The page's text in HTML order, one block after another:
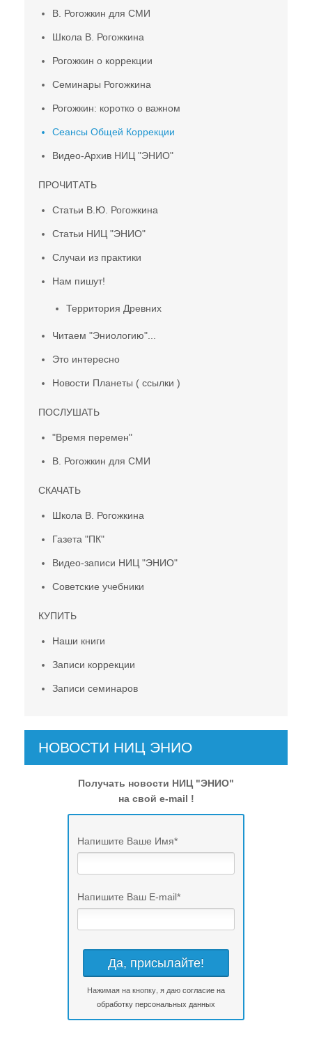
В. Рогожкин для СМИ
Школа В. Рогожкина
Рогожкин о коррекции
Семинары Рогожкина
Рогожкин: коротко о важном
Сеансы Общей Коррекции
Видео-Архив НИЦ "ЭНИО"
ПРОЧИТАТЬ
Статьи В.Ю. Рогожкина
Статьи НИЦ "ЭНИО"
Случаи из практики
Нам пишут!
Территория Древних
Читаем "Эниологию"...
Это интересно
Новости Планеты ( ссылки )
ПОСЛУШАТЬ
"Время перемен"
В. Рогожкин для СМИ
СКАЧАТЬ
Школа В. Рогожкина
Газета "ПК"
Видео-записи НИЦ "ЭНИО"
Советские учебники
КУПИТЬ
Наши книги
Записи коррекции
Записи семинаров
НОВОСТИ НИЦ ЭНИО
Получать новости НИЦ "ЭНИО"
на свой e-mail !
Напишите Ваше Имя*
Напишите Ваш E-mail*
Нажимая на кнопку, я даюсогласие на
обработку персональных данных